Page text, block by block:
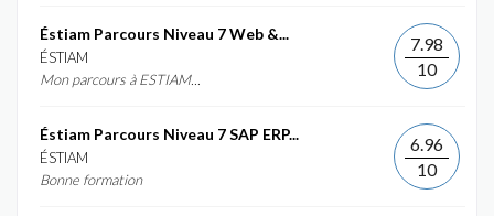
Éstiam Parcours Niveau 7 Web &...
ÉSTIAM
Mon parcours à ESTIAM...
7.98
10
Éstiam Parcours Niveau 7 SAP ERP...
ÉSTIAM
Bonne formation
6.96
10